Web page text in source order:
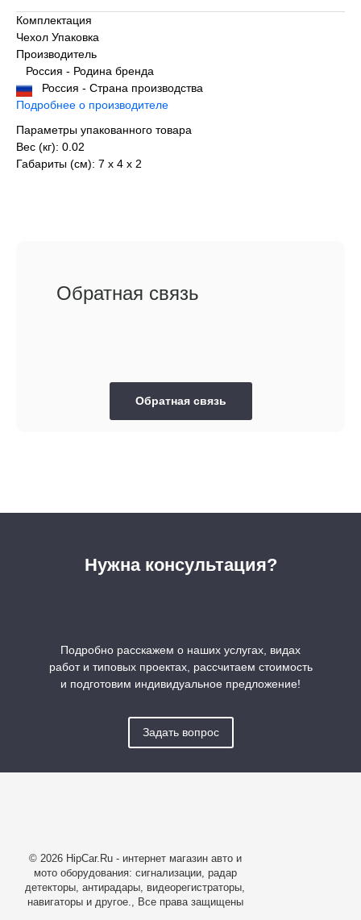
Комплектация
Чехол Упаковка
Производитель
Россия - Родина бренда
Россия - Страна производства
Подробнее о производителе
Параметры упакованного товара
Вес (кг): 0.02
Габариты (см): 7 х 4 х 2
Обратная связь
Обратная связь
Нужна консультация?
Подробно расскажем о наших услугах, видах
работ и типовых проектах, рассчитаем стоимость
и подготовим индивидуальное предложение!
Задать вопрос
© 2026 HipCar.Ru - интернет магазин авто и
мото оборудования: сигнализации, радар
детекторы, антирадары, видеорегистраторы,
навигаторы и другое., Все права защищены